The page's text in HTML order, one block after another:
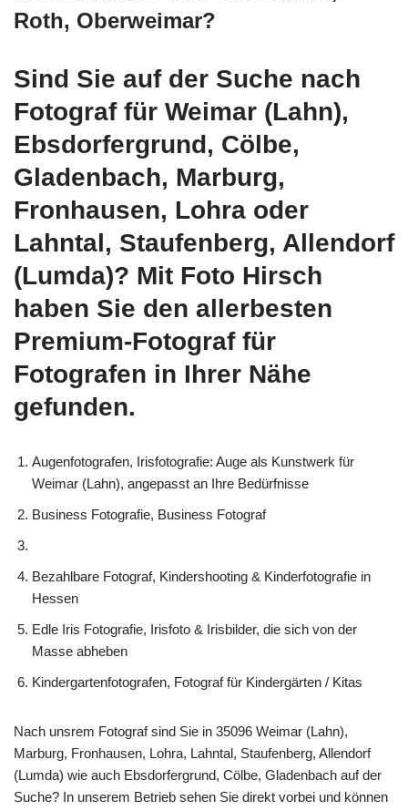
Roth, Oberweimar?
Sind Sie auf der Suche nach
Fotograf für Weimar (Lahn),
Ebsdorfergrund, Cölbe,
Gladenbach, Marburg,
Fronhausen, Lohra oder
Lahntal, Staufenberg, Allendorf
(Lumda)? Mit Foto Hirsch
haben Sie den allerbesten
Premium-Fotograf für
Fotografen in Ihrer Nähe
gefunden.
Augenfotografen, Irisfotografie: Auge als Kunstwerk für
Weimar (Lahn), angepasst an Ihre Bedürfnisse
Business Fotografie, Business Fotograf
Bezahlbare Fotograf, Kindershooting & Kinderfotografie in
Hessen
Edle Iris Fotografie, Irisfoto & Irisbilder, die sich von der
Masse abheben
Kindergartenfotografen, Fotograf für Kindergärten / Kitas
Nach unsrem Fotograf sind Sie in 35096 Weimar (Lahn),
Marburg, Fronhausen, Lohra, Lahntal, Staufenberg, Allendorf
(Lumda) wie auch Ebsdorfergrund, Cölbe, Gladenbach auf der
Suche? In unserem Betrieb sehen Sie direkt vorbei und können